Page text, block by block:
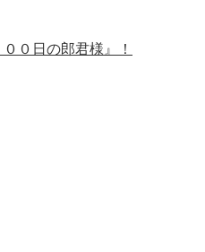
０日の郎君様』！